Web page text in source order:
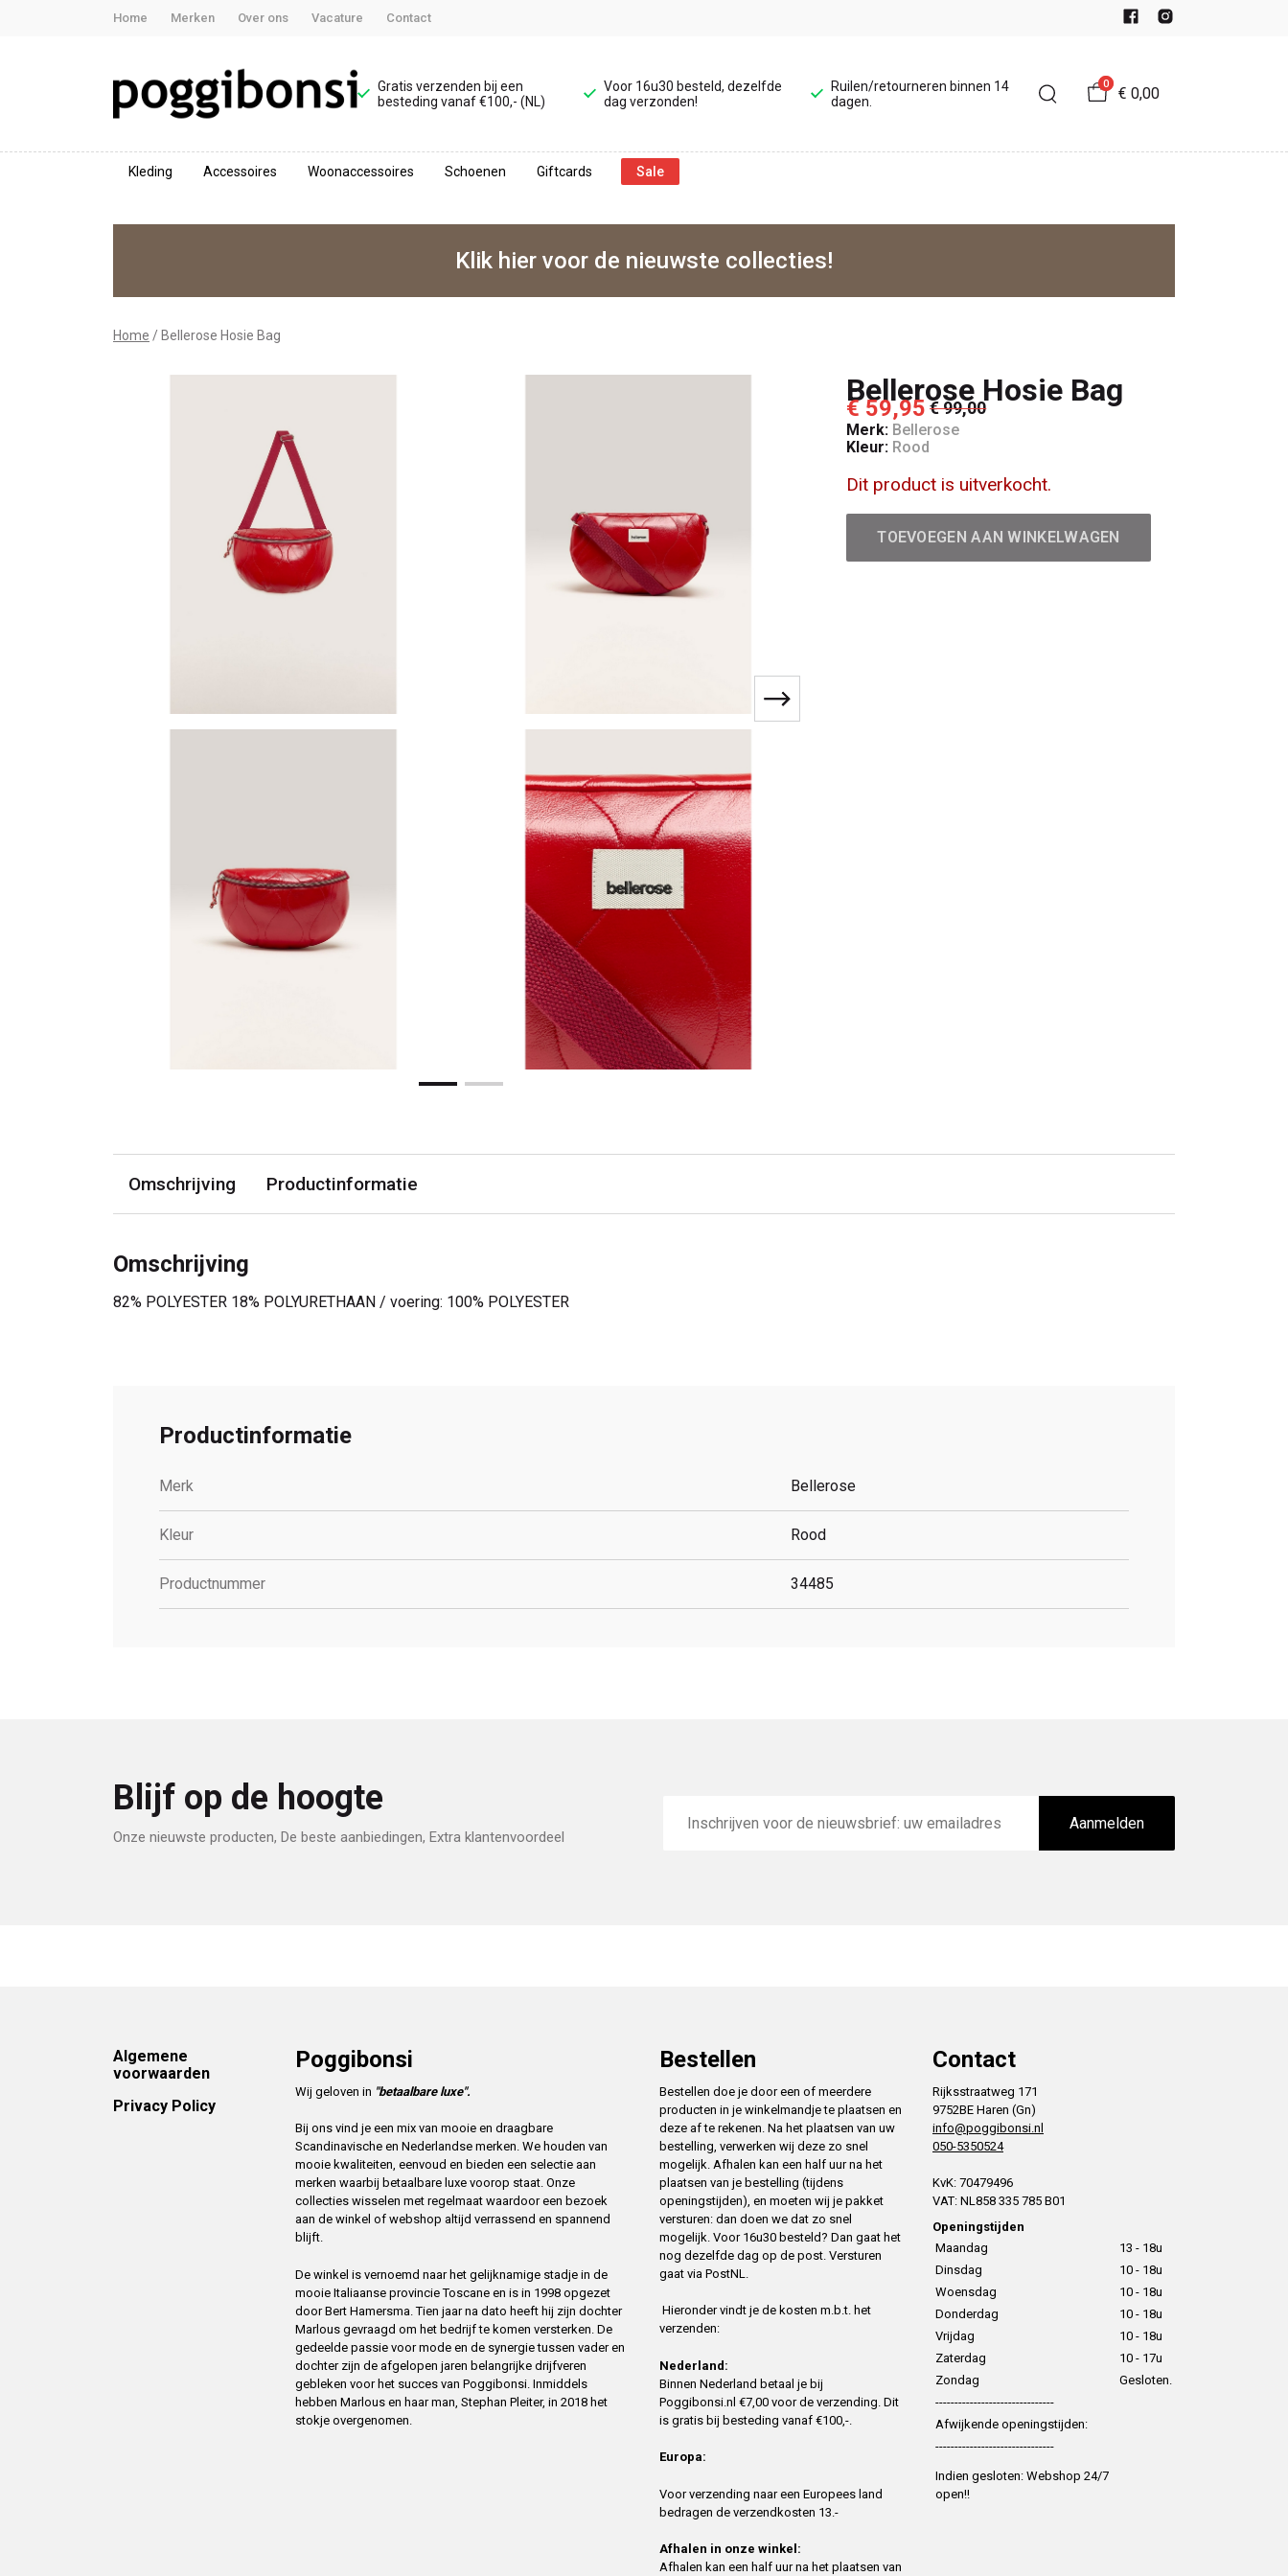
Home Merken Over ons Vacature Contact
Gratis verzenden bij een
besteding vanaf €100,- (NL)
Voor 16u30 besteld, dezelfde
dag verzonden!
Ruilen/retourneren binnen 14
dagen.
0
€ 0,00
Kleding Accessoires Woonaccessoires Schoenen Giftcards Sale
Bellerose
Klik hier voor de nieuwste collecties!
Home Bellerose Hosie Bag
Bellerose Hosie Bag
€ 59,95 € 99,00
Merk: Bellerose
Kleur: Rood
Dit product is uitverkocht.
TOEVOEGEN AAN WINKELWAGEN
Omschrijving Productinformatie
Omschrijving
82% POLYESTER 18% POLYURETHAAN / voering: 100% POLYESTER
Productinformatie
Merk Bellerose
Kleur Rood
Productnummer 34485
Blijf op de hoogte
Onze nieuwste producten, De beste aanbiedingen, Extra klantenvoordeel
mailadres
Aanmelden
Footer
Algemene
voorwaarden
Privacy Policy
Poggibonsi
Wij geloven in "betaalbare luxe".
Bij ons vind je een mix van mooie en draagbare
Scandinavische en Nederlandse merken. We houden van
mooie kwaliteiten, eenvoud en bieden een selectie aan
merken waarbij betaalbare luxe voorop staat. Onze
collecties wisselen met regelmaat waardoor een bezoek
aan de winkel of webshop altijd verrassend en spannend
blijft.
De winkel is vernoemd naar het gelijknamige stadje in de
mooie Italiaanse provincie Toscane en is in 1998 opgezet
door Bert Hamersma. Tien jaar na dato heeft hij zijn dochter
Marlous gevraagd om het bedrijf te komen versterken. De
gedeelde passie voor mode en de synergie tussen vader en
dochter zijn de afgelopen jaren belangrijke drijfveren
gebleken voor het succes van Poggibonsi. Inmiddels
hebben Marlous en haar man, Stephan Pleiter, in 2018 het
stokje overgenomen.
Bestellen
Bestellen doe je door een of meerdere
producten in je winkelmandje te plaatsen en
deze af te rekenen. Na het plaatsen van uw
bestelling, verwerken wij deze zo snel
mogelijk. Afhalen kan een half uur na het
plaatsen van je bestelling (tijdens
openingstijden), en moeten wij je pakket
versturen: dan doen we dat zo snel
mogelijk. Voor 16u30 besteld? Dan gaat het
nog dezelfde dag op de post. Versturen
gaat via PostNL.
Hieronder vindt je de kosten m.b.t. het
verzenden:
Nederland:
Binnen Nederland betaal je bij
Poggibonsi.nl €7,00 voor de verzending. Dit
is gratis bij besteding vanaf €100,-.
Europa:
Voor verzending naar een Europees land
bedragen de verzendkosten 13.-
Afhalen in onze winkel:
Afhalen kan een half uur na het plaatsen van
Contact
Rijksstraatweg 171
9752BE Haren (Gn)
info@poggibonsi.nl
050-5350524
KvK: 70479496
VAT: NL858 335 785 B01
Openingstijden
Maandag
13 - 18u
Dinsdag
10 - 18u
Woensdag
10 - 18u
Donderdag
10 - 18u
Vrijdag
10 - 18u
Zaterdag
10 - 17u
Zondag
Gesloten.
-------------------------------
Afwijkende openingstijden:
-------------------------------
Indien gesloten: Webshop 24/7
open!!